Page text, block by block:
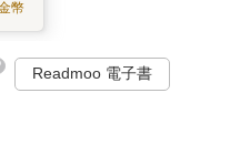
幣
Readmoo 電子書